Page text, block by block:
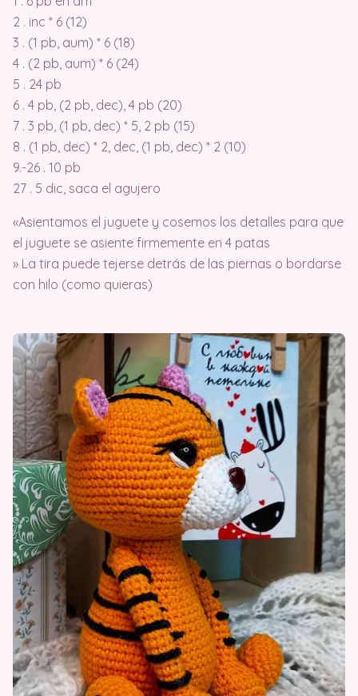
2 . inc * 6 (12)
3 . (1 pb, aum) * 6 (18)
4 . (2 pb, aum) * 6 (24)
5 . 24 pb
6 . 4 pb, (2 pb, dec), 4 pb (20)
7 . 3 pb, (1 pb, dec) * 5, 2 pb (15)
8 . (1 pb, dec) * 2, dec, (1 pb, dec) * 2 (10)
9.-26 . 10 pb
27 . 5 dic, saca el agujero
«Asientamos el juguete y cosemos los detalles para que
el juguete se asiente firmemente en 4 patas
» La tira puede tejerse detrás de las piernas o bordarse
con hilo (como quieras)